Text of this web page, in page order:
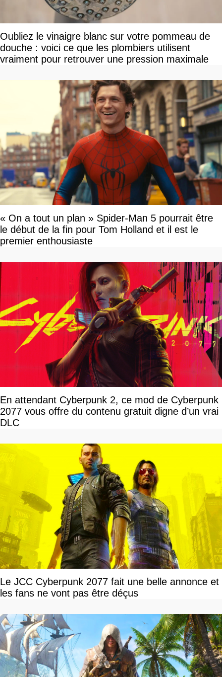
Oubliez le vinaigre blanc sur votre pommeau de
douche : voici ce que les plombiers utilisent
vraiment pour retrouver une pression maximale
« On a tout un plan » Spider-Man 5 pourrait être
le début de la fin pour Tom Holland et il est le
premier enthousiaste
En attendant Cyberpunk 2, ce mod de Cyberpunk
2077 vous offre du contenu gratuit digne d’un vrai
DLC
Le JCC Cyberpunk 2077 fait une belle annonce et
les fans ne vont pas être déçus